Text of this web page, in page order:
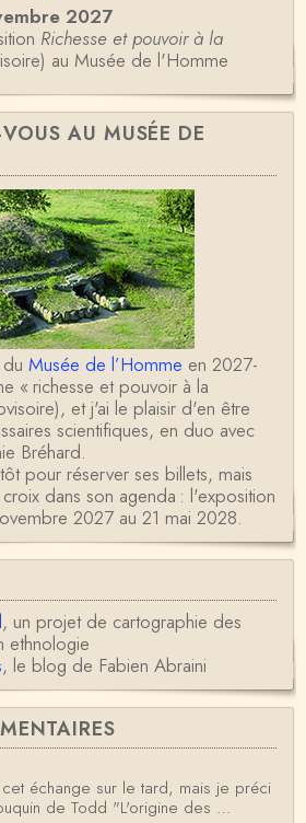
2027
Richesse et pouvoir à la
au Musée de l'Homme
AU MUSÉE DE
Musée de l’Homme en 2027-
« richesse et pouvoir à la
et j'ai le plaisir d'en être
scientifiques, en duo avec
Bréhard.
pour réserver ses billets, mais
dans son agenda : l'exposition
2027 au 21 mai 2028.
, un projet de cartographie des
ethnologie
, le blog de Fabien Abraini
échange sur le tard, mais je préci
de Todd "L'origine des …